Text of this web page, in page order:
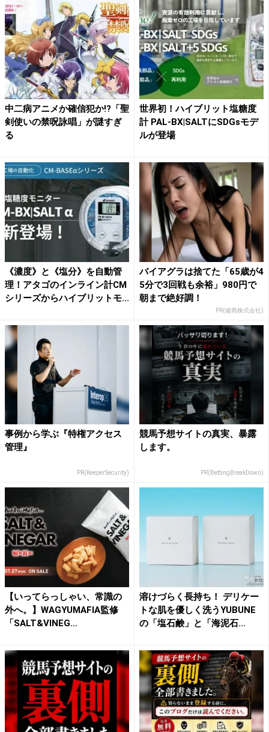
中二病アニメか確信犯か!?「聖
剣使いの禁呪詠唱」が謎すぎ
る
世界初！ハイブリット塩糖度
計 PAL-BX|SALTにSDGsモデ
ルが登場
《濃度》と《塩分》を自動管
理！アタゴのインライン計CM
シリーズからハイブリットモ...
バイアグラは捨てた「65歳が4
5分で3回戦も余裕」980円で
朝まで絶好調！
PR(健商株式会社)
事例から学ぶ『特権アクセス
管理』
PR(KeeperSecurity)
競馬予想サイトの真実、暴露
します。
PR(BettingBreakDown)
【いってらっしゃい、常識の
外へ。】WAGYUMAFIA監修
「SALT&VINEG...
溶けづらく長持ち！ デリケー
トな肌を優しく洗うYUBUNE
の「塩石鹸」と「海泥石...